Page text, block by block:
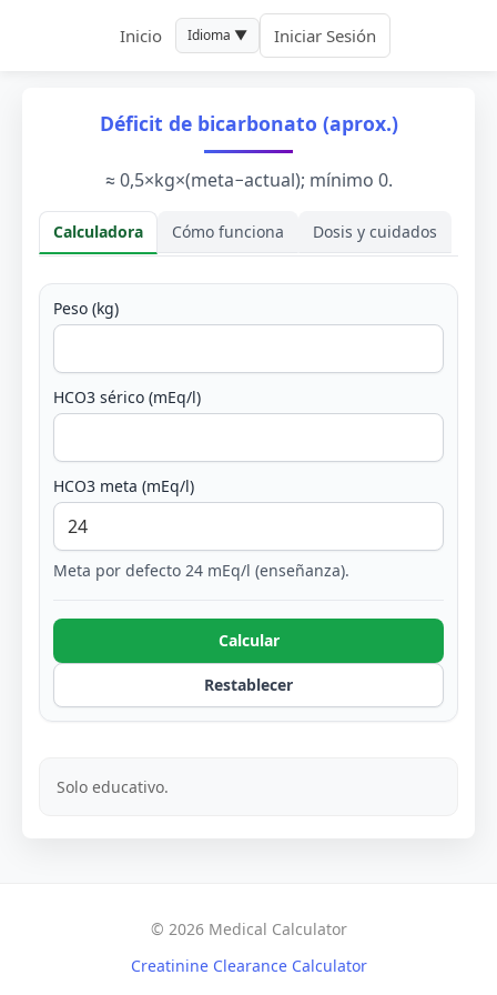
Inicio Idioma ▼ Iniciar Sesión
Déficit de bicarbonato (aprox.)
≈ 0,5×kg×(meta−actual); mínimo 0.
Calculadora Cómo funciona Dosis y cuidados
Calculadora
Peso (kg)
HCO3 sérico (mEq/l)
HCO3 meta (mEq/l)
Meta por defecto 24 mEq/l (enseñanza).
Calcular
Restablecer
Solo educativo.
© 2026 Medical Calculator
Creatinine Clearance Calculator